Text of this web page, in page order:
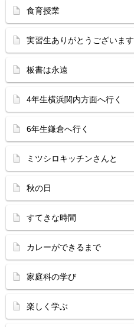
食育授業
実習生ありがとうございます
板書は永遠
4年生横浜関内方面へ行く
6年生鎌倉へ行く
ミツシロキッチンさんと
秋の日
すてきな時間
カレーができるまで
家庭科の学び
楽しく学ぶ